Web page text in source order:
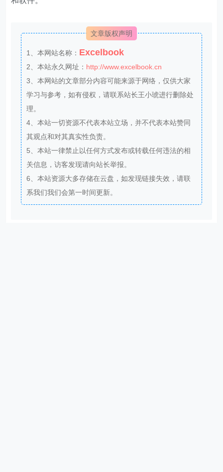
文章版权声明
1、本网站名称： Excelbook
2、本站永久网址： http://www.excelbook.cn
3、本网站的文章部分内容可能来源于网络，仅供大家
学习与参考，如有侵权，请联系站长王小琥进行删除处
理。
4、本站一切资源不代表本站立场，并不代表本站赞同
其观点和对其真实性负责。
5、本站一律禁止以任何方式发布或转载任何违法的相
关信息，访客发现请向站长举报。
6、本站资源大多存储在云盘，如发现链接失效，请联
系我们我们会第一时间更新。